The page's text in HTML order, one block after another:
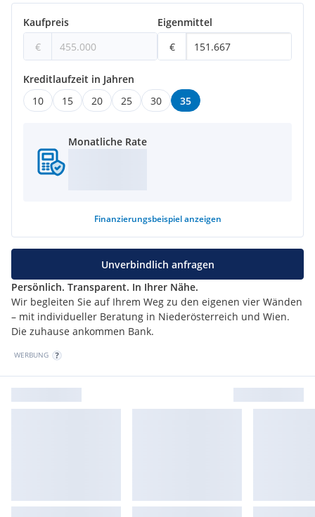
Kaufpreis
€
Eigenmittel
€
Kreditlaufzeit in Jahren
10
15 20 25 30 35
Monatliche Rate
Finanzierungsbeispiel anzeigen
Persönlich. Transparent. In Ihrer Nähe.
Wir begleiten Sie auf Ihrem Weg zu den eigenen vier Wänden
– mit individueller Beratung in Niederösterreich und Wien.
Die zuhause ankommen Bank.
Unverbindlich anfragen
WERBUNG